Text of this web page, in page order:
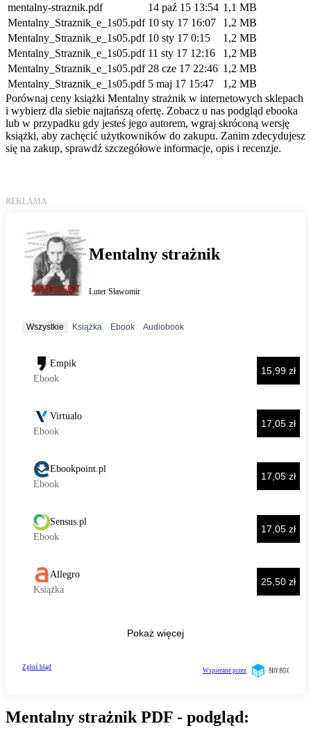
mentalny-straznik.pdf
14 paź 15 13:54 1,1 MB
Mentalny_Straznik_e_1s05.pdf 10 sty 17 16:07
1,2 MB
Mentalny_Straznik_e_1s05.pdf 10 sty 17 0:15
1,2 MB
Mentalny_Straznik_e_1s05.pdf 11 sty 17 12:16
1,2 MB
Mentalny_Straznik_e_1s05.pdf 28 cze 17 22:46 1,2 MB
Mentalny_Straznik_e_1s05.pdf 5 maj 17 15:47
1,2 MB
Porównaj ceny książki Mentalny strażnik w internetowych sklepach
i wybierz dla siebie najtańszą ofertę. Zobacz u nas podgląd ebooka
lub w przypadku gdy jesteś jego autorem, wgraj skróconą wersję
książki, aby zachęcić użytkowników do zakupu. Zanim zdecydujesz
się na zakup, sprawdź szczegółowe informacje, opis i recenzje.
Mentalny strażnik PDF - podgląd: